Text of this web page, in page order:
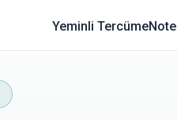
Yeminli Tercüme